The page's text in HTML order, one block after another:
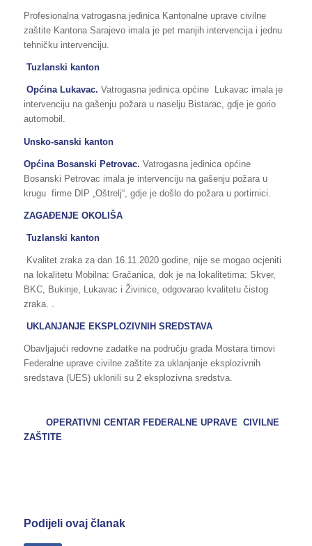
Profesionalna vatrogasna jedinica Kantonalne uprave civilne
zaštite Kantona Sarajevo imala je pet manjih intervencija i jednu
tehničku intervenciju.
Tuzlanski kanton
Općina Lukavac. Vatrogasna jedinica općine Lukavac imala je
intervenciju na gašenju požara u naselju Bistarac, gdje je gorio
automobil.
Unsko-sanski kanton
Općina Bosanski Petrovac. Vatrogasna jedinica općine
Bosanski Petrovac imala je intervenciju na gašenju požara u
krugu firme DIP „Oštrelj“, gdje je došlo do požara u portirnici.
ZAGAĐENJE OKOLIŠA
Tuzlanski kanton
Kvalitet zraka za dan 16.11.2020 godine, nije se mogao ocjeniti
na lokalitetu Mobilna: Gračanica, dok je na lokalitetima: Skver,
BKC, Bukinje, Lukavac i Živinice, odgovarao kvalitetu čistog
zraka. .
UKLANJANJE EKSPLOZIVNIH SREDSTAVA
Obavljajući redovne zadatke na području grada Mostara timovi
Federalne uprave civilne zaštite za uklanjanje eksplozivnih
sredstava (UES) uklonili su 2 eksplozivna sredstva.
OPERATIVNI CENTAR FEDERALNE UPRAVE CIVILNE
ZAŠTITE
Podijeli ovaj članak